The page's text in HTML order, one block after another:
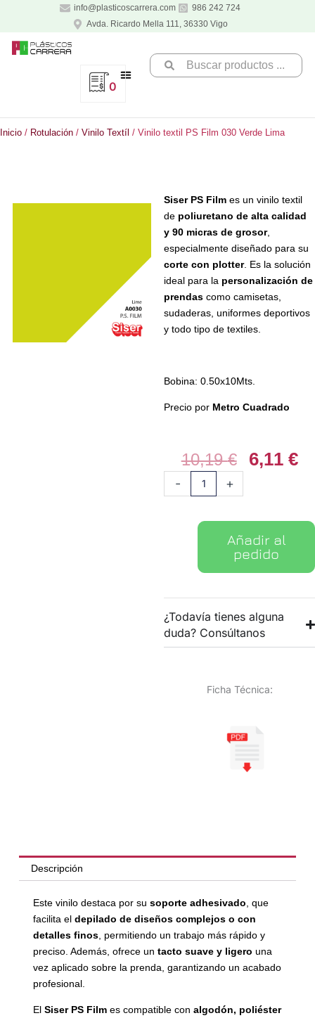
contenido
info@plasticoscarrera.com
986 242 724
Avda. Ricardo Mella 111, 36330 Vigo
Search
...
0
Inicio / Rotulación / Vinilo Textíl / Vinilo textil PS Film 030 Verde Lima
Siser PS Film es un vinilo textil
de poliuretano de alta calidad
y 90 micras de grosor,
especialmente diseñado para su
corte con plotter. Es la solución
ideal para la personalización de
prendas como camisetas,
sudaderas, uniformes deportivos
y todo tipo de textiles.
Bobina: 0.50x10Mts.
Precio por Metro Cuadrado
10,19€
El
precio
10,19 €.
6,11 €El
-
textil
+
Añadir al
pedido
¿Todavía tienes alguna
duda? Consúltanos
Ficha Técnica:
Descripción
Este vinilo destaca por su soporte adhesivado, que
facilita el depilado de diseños complejos o con
detalles finos, permitiendo un trabajo más rápido y
preciso. Además, ofrece un tacto suave y ligero una
vez aplicado sobre la prenda, garantizando un acabado
profesional.
El Siser PS Filmes compatible con algodón, poliéster